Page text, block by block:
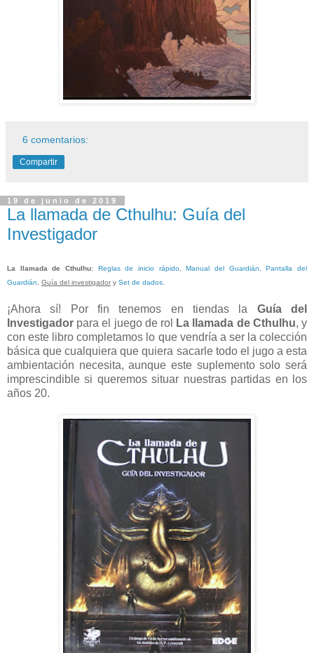
6 comentarios:
Compartir
19 de junio de 2019
La llamada de Cthulhu: Guía del
Investigador
La llamada de Cthulhu: Reglas de inicio rápido, Manual del Guardián, Pantalla del
Guardián, Guía del investigador y Set de dados.
¡Ahora sí! Por fin tenemos en tiendas la Guía del
Investigador para el juego de rol La llamada de Cthulhu, y
con este libro completamos lo que vendría a ser la colección
básica que cualquiera que quiera sacarle todo el jugo a esta
ambientación necesita, aunque este suplemento solo será
imprescindible si queremos situar nuestras partidas en los
años 20.